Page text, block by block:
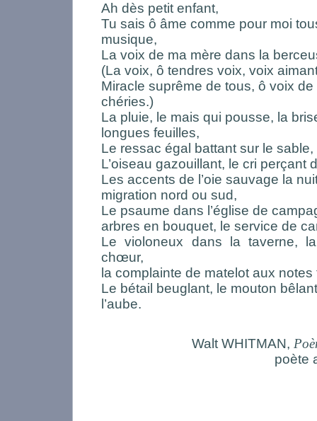
Ah dès petit enfant,
Tu sais ô âme comme pour moi
musique,
La voix de ma mère dans la
(La voix, ô tendres voix, voix
Miracle suprême de tous, ô voix
chéries.)
La pluie, le mais qui pousse, la
longues feuilles,
Le ressac égal battant sur le sable,
L’oiseau gazouillant, le cri perçant
Les accents de l’oie sauvage la
migration nord ou sud,
Le psaume dans l’église de
arbres en bouquet, le service de
Le violoneux dans la taverne,
chœur,
la complainte de matelot aux
Le bétail beuglant, le mouton
l’aube.
Walt WHITMAN,
poète